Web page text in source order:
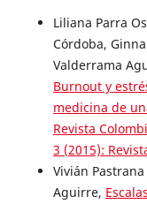
Liliana Parra
Córdoba,
Valderrama
Burnout y
medicina de
Revista
3 (2015):
Vivián
Aguirre,